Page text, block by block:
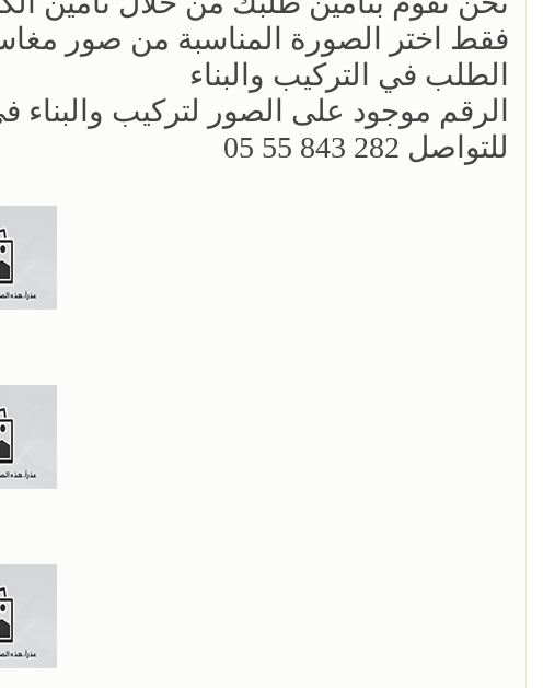
فقط اختر الصورة المناسبة من صور
الطلب في التركيب والبناء
الرقم موجود على الصور لتركيب والبناء
للتواصل 282 843 55 05